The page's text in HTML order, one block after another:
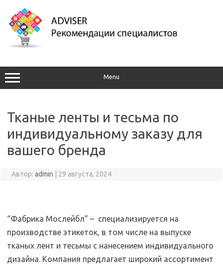
содержимому
Menu
Тканые ленты и тесьма по
индивидуальному заказу для
вашего бренда
Автор: admin | 29 августа, 2024
“Фабрика Мослейбл” – специализируется на
производстве этикеток, в том числе на выпуске
тканых лент и тесьмы с нанесением индивидуального
дизайна. Компания предлагает широкий ассортимент